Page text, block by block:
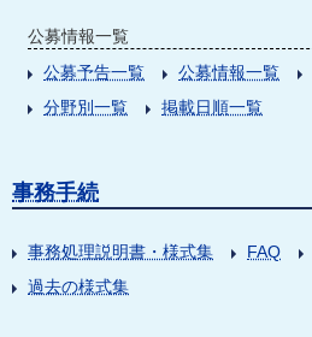
公募情報一覧
公募予告一覧
公募情報一覧
分野別一覧
掲載日順一覧
事務手続
事務処理説明書・様式集 FAQ
過去の様式集